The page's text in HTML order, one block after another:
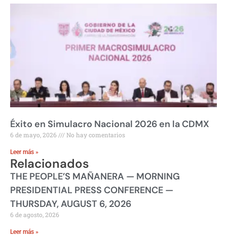
Éxito en Simulacro Nacional 2026 en la CDMX
6 de mayo, 2026 No hay comentarios
Leer más »
Relacionados
THE PEOPLE’S MAÑANERA — MORNING
PRESIDENTIAL PRESS CONFERENCE —
THURSDAY, AUGUST 6, 2026
6 de agosto, 2026
Leer más »